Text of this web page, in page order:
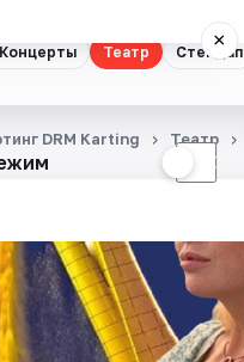
Концерты Театр Стендап
×
☾
DRM Karting Театр